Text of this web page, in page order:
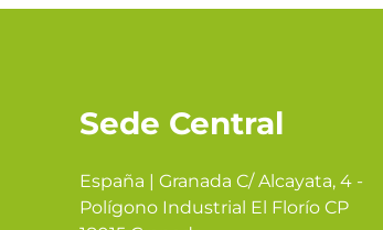
Sede Central
España | Granada C/ Alcayata, 4 -
Polígono Industrial El Florío CP